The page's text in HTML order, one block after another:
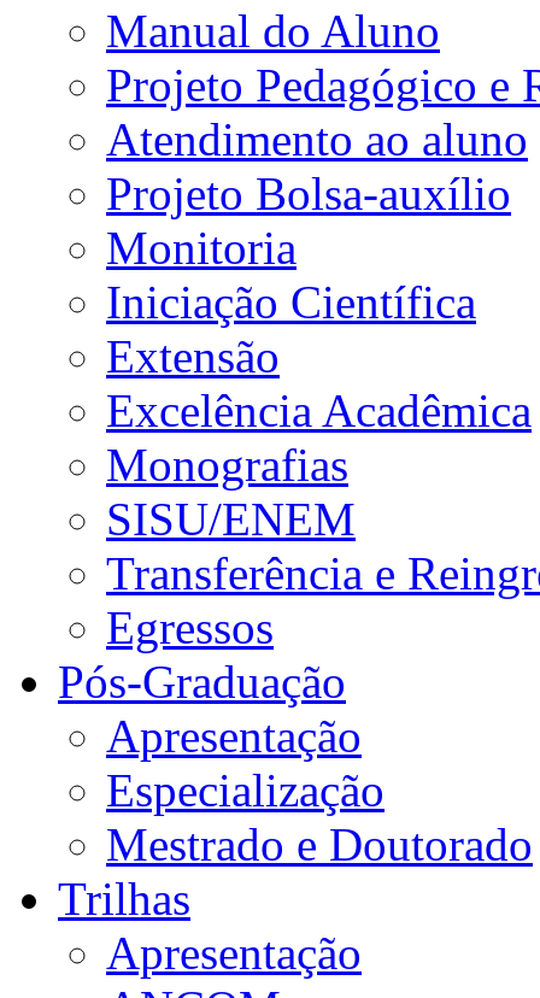
Manual do Aluno
Projeto Pedagógico e
Atendimento ao aluno
Projeto Bolsa-auxílio
Monitoria
Iniciação Científica
Extensão
Excelência Acadêmica
Monografias
SISU/ENEM
Transferência e
Egressos
Pós-Graduação
Apresentação
Especialização
Mestrado e Doutorado
Trilhas
Apresentação